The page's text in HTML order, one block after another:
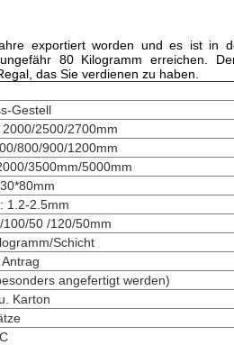
exportiert worden und es ist in
80 Kilogramm erreichen.
das Sie verdienen zu haben.
Gestell
2000/2500/2700mm
800/900/1200mm
3500mm/5000mm
1.2-2.5mm
100/50 /120/50mm
Schicht
angefertigt werden)
Karton